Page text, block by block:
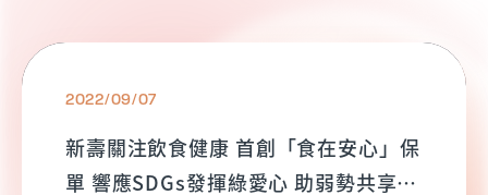
2022/09/07
新壽關注飲食健康 首創「食在安心」保
單 響應SDGs發揮綠愛心 助弱勢共享幸